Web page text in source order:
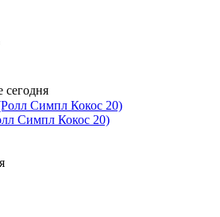
сегодня
Симпл Кокос 20)